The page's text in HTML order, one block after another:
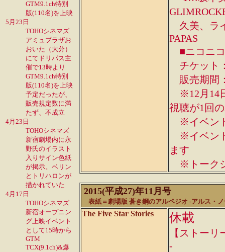
GTM9.1ch特別
版(110名)を上映
5月23日
TOHOシネマズ
アミュプラザお
おいた（大分）
にてドリパス主
催で13時より
GTM9.1ch特別
版(110名)を上映
予定だったが、
販売規定数に満
たず、不成立
4月23日
TOHOシネマズ
新宿劇場内に永
野氏のイラスト
入りサイン色紙
が掲示。ベリン
とトリハロンが
描かれていた
4月17日
TOHOシネマズ
新宿オープニン
グ上映イベント
として15時から
GTM
TCX(9.1ch)&爆
久美、ラ
PAPAS
■ニコニ
チケット
販売期間
※12月14
視聴が1回
※イベン
※イベント
ます
※トーク
2015(平成27)年11月号
表紙＝劇場版 蒼き鋼のアルペジオ -アルス・ノ
The Five Star Stories 休載
【ストーリ
-